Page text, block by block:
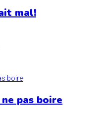
mal!
boire
pas boire